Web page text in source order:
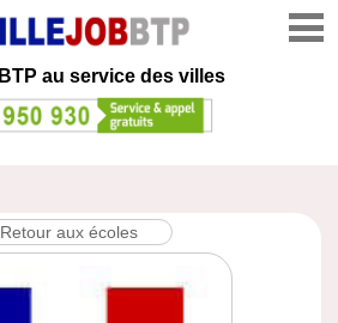
BTP au service des villes
Retour aux écoles